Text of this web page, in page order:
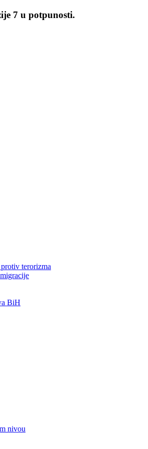
7 u potpunosti.
terorizma
BiH
nivou